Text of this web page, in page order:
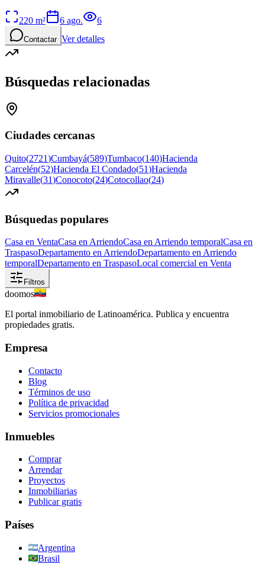
220 m² 6 ago. 6
Contactar Ver detalles
Búsquedas relacionadas
Ciudades cercanas
Quito(2721)Cumbayá(589)Tumbaco(140)Hacienda
Carcelén(52)Hacienda El Condado(51)Hacienda
Miravalle(31)Conocoto(24)Cotocollao(24)
Búsquedas populares
Casa en VentaCasa en ArriendoCasa en Arriendo temporalCasa en
TraspasoDepartamento en ArriendoDepartamento en Arriendo
temporalDepartamento en TraspasoLocal comercial en Venta
Filtros
doomos
El portal inmobiliario de Latinoamérica. Publica y encuentra
propiedades gratis.
Empresa
Contacto
Blog
Términos de uso
Política de privacidad
Servicios promocionales
Inmuebles
Comprar
Arrendar
Proyectos
Inmobiliarias
Publicar gratis
Países
Argentina
Brasil